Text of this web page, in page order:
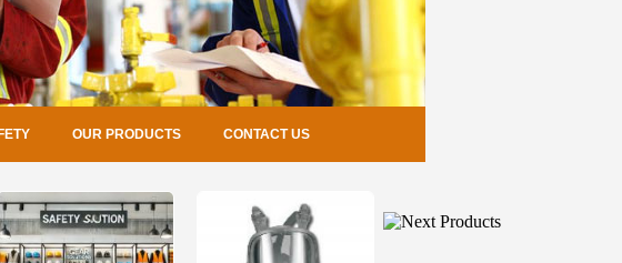
OUR PRODUCTS CONTACT US